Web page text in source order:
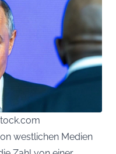
westlichen Medien